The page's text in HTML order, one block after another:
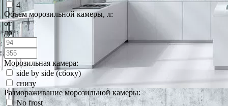
4
Объем морозильной камеры, л:
от
до
Морозильная камера:
side by side (сбоку)
снизу
Размораживание морозильной камеры:
No frost